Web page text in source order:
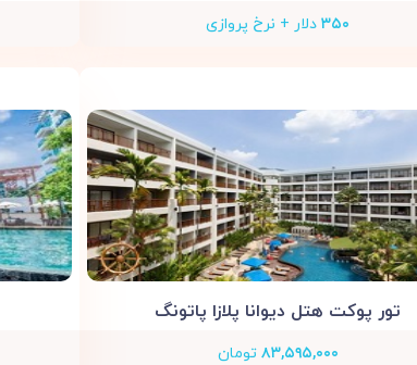
۳۵۰ دلار + نرخ پروازی
تور پوکت هتل دیوانا پلازا پاتونگ
۸۳,۵۹۵,۰۰۰ تومان